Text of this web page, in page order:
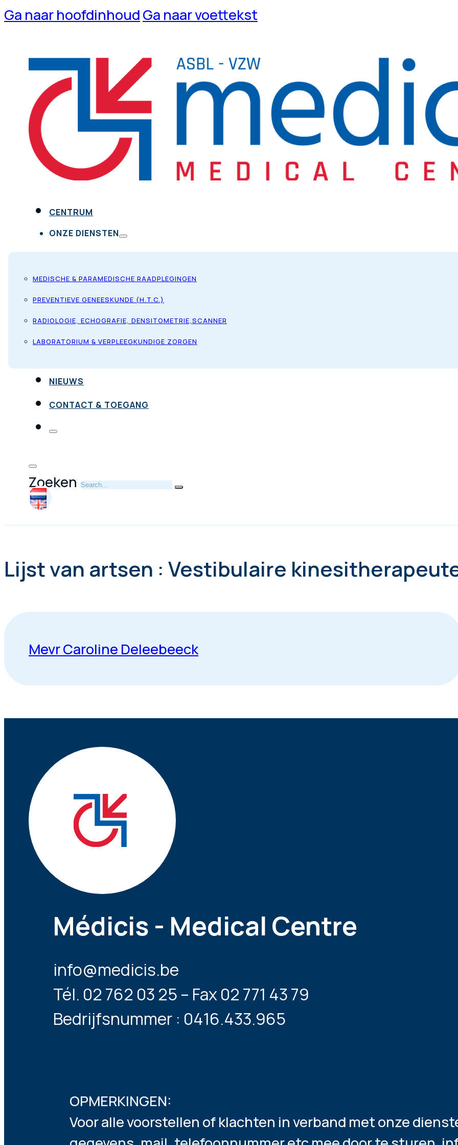
Ga naar hoofdinhoudGa naar voettekst
CENTRUM
ONZE DIENSTEN
MEDISCHE & PARAMEDISCHE RAADPLEGINGEN
PREVENTIEVE GENEESKUNDE (H.T.C.)
RADIOLOGIE, ECHOGRAFIE, DENSITOMETRIE,SCANNER
LABORATORIUM & VERPLEEGKUNDIGE ZORGEN
NIEUWS
CONTACT & TOEGANG
Zoeken
Lijst van artsen : Vestibulaire
Mevr Caroline Deleebeeck
Médicis - Medical Centre
info@medicis.be
Tél. 02 762 03 25 – Fax 02 771 43 79
Bedrijfsnummer : 0416.433.965
OPMERKINGEN:
Voor alle voorstellen of klachten in verband met onze